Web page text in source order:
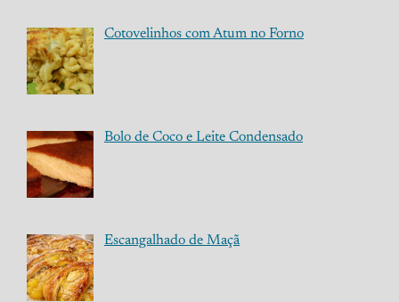
Cotovelinhos com Atum no Forno
Bolo de Coco e Leite Condensado
Escangalhado de Maçã